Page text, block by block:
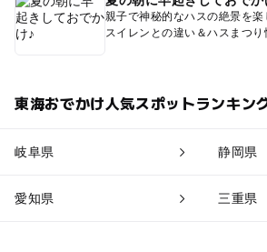
親子で神秘的なハスの絶景を楽
スイレンとの違い＆ハスまつり
東海おでかけ人気スポットランキン
岐阜県 静岡県
愛知県 三重県